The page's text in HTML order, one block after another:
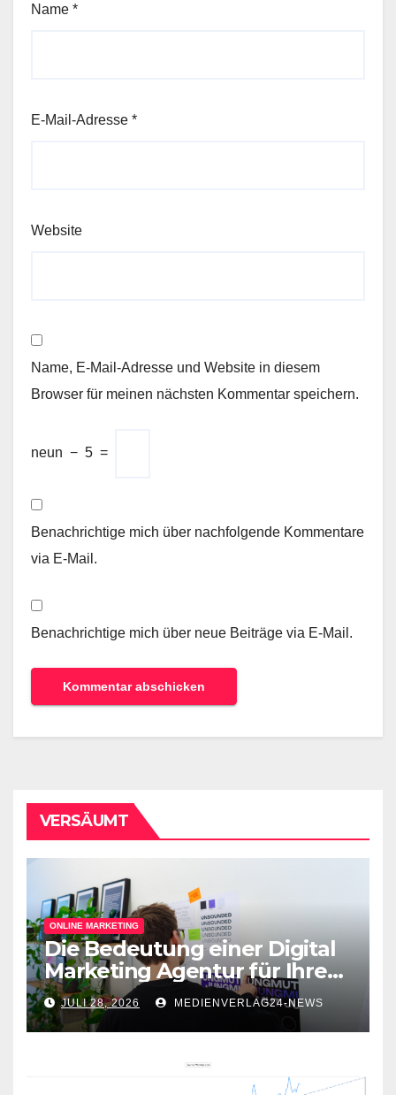
Name *
E-Mail-Adresse *
Website
Name, E-Mail-Adresse und Website in diesem
Browser für meinen nächsten Kommentar speichern.
neun − 5 =
Benachrichtige mich über nachfolgende Kommentare
via E-Mail.
Benachrichtige mich über neue Beiträge via E-Mail.
VERSÄUMT
ONLINE MARKETING
Die Bedeutung einer Digital
Marketing Agentur für Ihren
Online-Erfolg
JULI 28, 2026 MEDIENVERLAG24-NEWS